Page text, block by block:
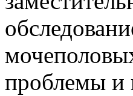
проблемы и